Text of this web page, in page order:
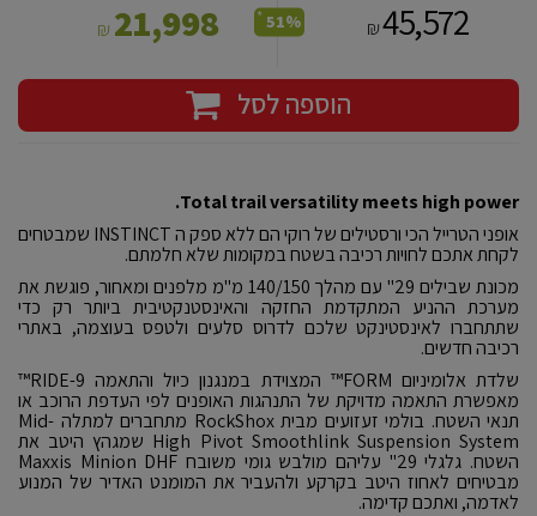
21,998
₪ 45,572
₪
51%
*
הוספה לסל
Total trail versatility meets high power.
אופני הטרייל הכי ורסטילים של רוקי הם ללא ספק ה INSTINCT שמבטחים
לקחת אתכם לחויות רכיבה בשטח במקומות שלא חלמתם.
מכונת שבילים 29" עם מהלך 140/150 מ"מ מלפנים ומאחור, פוגשת את
מערכת ההניע המתקדמת החזקה והאינסטנקטיבית ביותר רק כדי
שתתחברו לאינסטינקט שלכם לדרוס סלעים ולטפס בעוצמה, באתרי
רכיבה חדשים.
שלדת אלומיניום FORM™ המצוידת במנגנון כיול והתאמה RIDE-9™
מאפשרת התאמה מדויקת של התנהגות האופנים לפי העדפת הרוכב או
תנאי השטח. בולמי זעזועים מבית RockShox מתחברים למתלה Mid-
High Pivot Smoothlink Suspension System שמגהץ היטב את
השטח. גלגלי 29" עליהם מולבש גומי משובח Maxxis Minion DHF
מבטיחים לאחוז היטב בקרקע ולהעביר את המומנט האדיר של המנוע
לאדמה, ואתכם קדימה.